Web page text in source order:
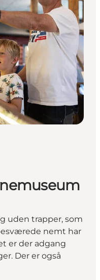
uden trapper, som
nemt har
er der adgang
Der er også